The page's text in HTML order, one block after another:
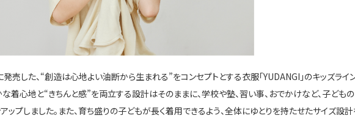
発売した、“創造は心地よい油断から生まれる”をコンセプトとする衣服「YUDANGI」のキッズライ
な着心地と“きちんと感”を両立する設計はそのままに、学校や塾、習い事、おでかけなど、子どもの
ップしました。また、育ち盛りの子どもが長く着用できるよう、全体にゆとりを持たせたサイズ設